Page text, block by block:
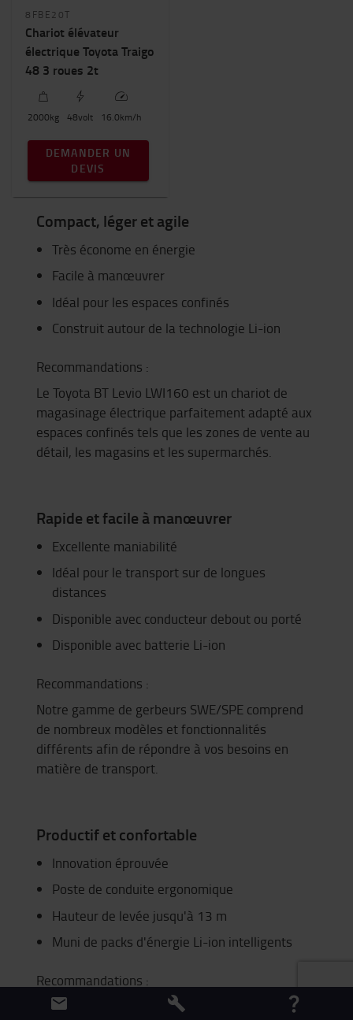
8FBE20T
Chariot élévateur
électrique Toyota Traigo
48 3 roues 2t
2000kg 48volt 16.0km/h
DEMANDER UN
DEVIS
Compact, léger et agile
Très économe en énergie
Facile à manœuvrer
Idéal pour les espaces confinés
Construit autour de la technologie Li-ion
Recommandations :
Le Toyota BT Levio LWI160 est un chariot de
magasinage électrique parfaitement adapté aux
espaces confinés tels que les zones de vente au
détail, les magasins et les supermarchés.
Rapide et facile à manœuvrer
Excellente maniabilité
Idéal pour le transport sur de longues
distances
Disponible avec conducteur debout ou porté
Disponible avec batterie Li-ion
Recommandations :
Notre gamme de gerbeurs SWE/SPE comprend
de nombreux modèles et fonctionnalités
différents afin de répondre à vos besoins en
matière de transport.
Productif et confortable
Innovation éprouvée
Poste de conduite ergonomique
Hauteur de levée jusqu'à 13 m
Muni de packs d'énergie Li-ion intelligents
Recommandations :
Notre large gamme de chariots à mât rétractable